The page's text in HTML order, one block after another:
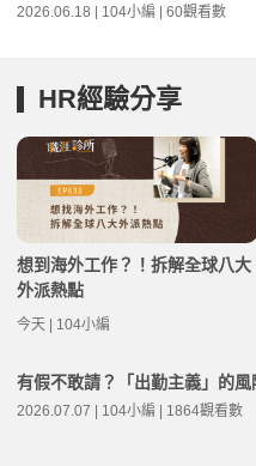
2026.06.18 | 104小編 | 60觀看數
HR經驗分享
想到海外工作？！拆解全球八大
外派熱點
今天 | 104小編
有假不敢請？「出勤主義」的風
2026.07.07 | 104小編 | 1864觀看數